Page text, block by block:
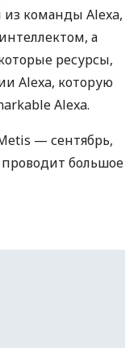
команды Alexa,
а
ресурсы,
Alexa, которую
Alexa.
— сентябрь,
проводит большое